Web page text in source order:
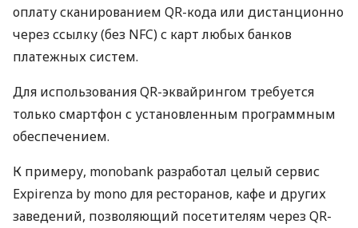
оплату сканированием QR-кода или дистанционно
через ссылку (без NFC) с карт любых банков
платежных систем.
Для использования QR-эквайрингом требуется
только смартфон с установленным программным
обеспечением.
К примеру, monobank разработал целый сервис
Expirenza by mono для ресторанов, кафе и других
заведений, позволяющий посетителям через QR-